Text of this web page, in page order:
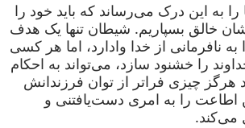
را به این درک می‌رساند که باید خود را
خالق بسپاریم. شیطان تنها یک هدف
به نافرمانی از خدا وادارد، اما هر کسی
را خشنود سازد، می‌تواند به احکام
هرگز چیزی فراتر از توان فرزندانش
اطاعت را به امری دست‌یافتنی و
می‌کند.